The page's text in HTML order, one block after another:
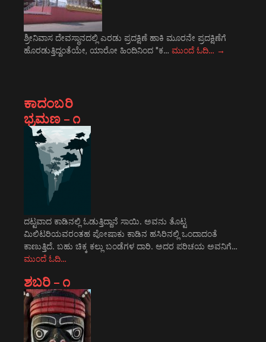
ಶ್ರೀನಿವಾಸ ದೇವಸ್ಥಾನದಲ್ಲಿ ಎರಡು ಪ್ರದಕ್ಷಿಣೆ ಹಾಕಿ ಮೂರನೇ ಪ್ರದಕ್ಷಿಣೆಗೆ
ಹೊರಡುತ್ತಿದ್ದಂತೆಯೇ, ಯಾರೋ ಹಿಂದಿನಿಂದ "ಕ… ಮುಂದೆ ಓದಿ… →
ಕಾದಂಬರಿ
ಭ್ರಮಣ – ೧
ದಟ್ಟವಾದ ಕಾಡಿನಲ್ಲಿ ಓಡುತ್ತಿದ್ದಾನೆ ಸಾಯಿ. ಅವನು ತೊಟ್ಟ
ಮಿಲಿಟರಿಯವರಂತಹ ಪೋಷಾಕು ಕಾಡಿನ ಹಸಿರಿನಲ್ಲಿ ಒಂದಾದಂತೆ
ಕಾಣುತ್ತಿದೆ. ಬಹು ಚಿಕ್ಕ ಕಲ್ಲು ಬಂಡೆಗಳ ದಾರಿ. ಅದರ ಪರಿಚಯ ಅವನಿಗೆ…
ಮುಂದೆ ಓದಿ…
ಶಬರಿ – ೧